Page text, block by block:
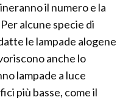
il numero e la
alcune specie di
le lampade alogene
anche lo
lampade a luce
più basse, come il